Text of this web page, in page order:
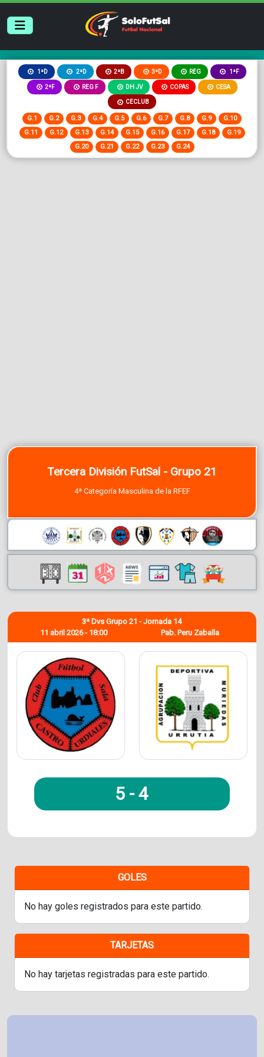
1ªD 2ªD 2ªB 3ªD REG 1ªF
2ªF REG F DH JV COPAS CESA
CECLUB
G.1 G.2 G.3 G.4 G.5 G.6 G.7 G.8 G.9
G.10
G.11
G.12 G.13 G.14 G.15 G.16 G.17 G.18
G.19
G.20
G.21 G.22 G.23 G.24
Tercera División FutSal - Grupo 21
4ª Categoría Masculina de la RFEF
11 abril 2026 - 18:00
3ª Dvs Grupo 21 - Jornada 14
Pab. Peru Zaballa
5 -4
GOLES
No hay goles registrados para este partido.
TARJETAS
No hay tarjetas registradas para este partido.